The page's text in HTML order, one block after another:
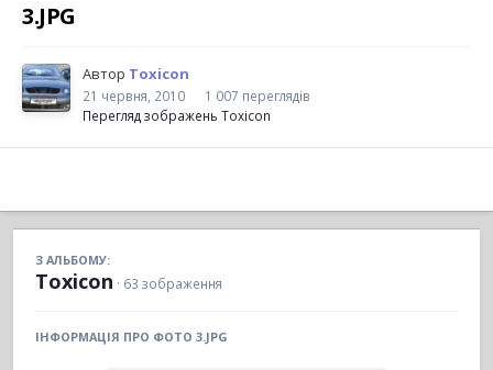
3.JPG
Автор Toxicon
21 червня, 2010
1 007 переглядів
Перегляд зображень Toxicon
З АЛЬБОМУ:
Toxicon · 63 зображення
ІНФОРМАЦІЯ ПРО ФОТО 3.JPG